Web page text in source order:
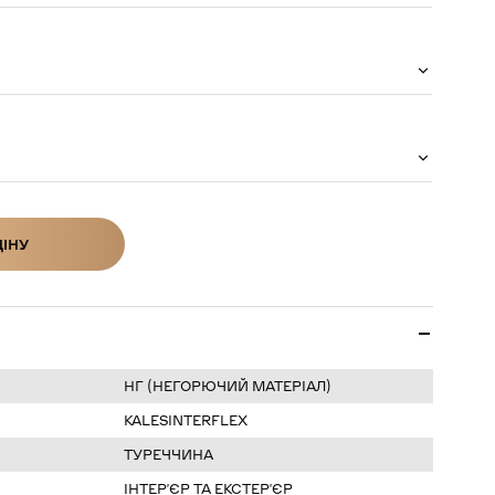
НГ (НЕГОРЮЧИЙ МАТЕРІАЛ)
KALESINTERFLEX
ТУРЕЧЧИНА
ІНТЕРʼЄР ТА ЕКСТЕРʼЄР